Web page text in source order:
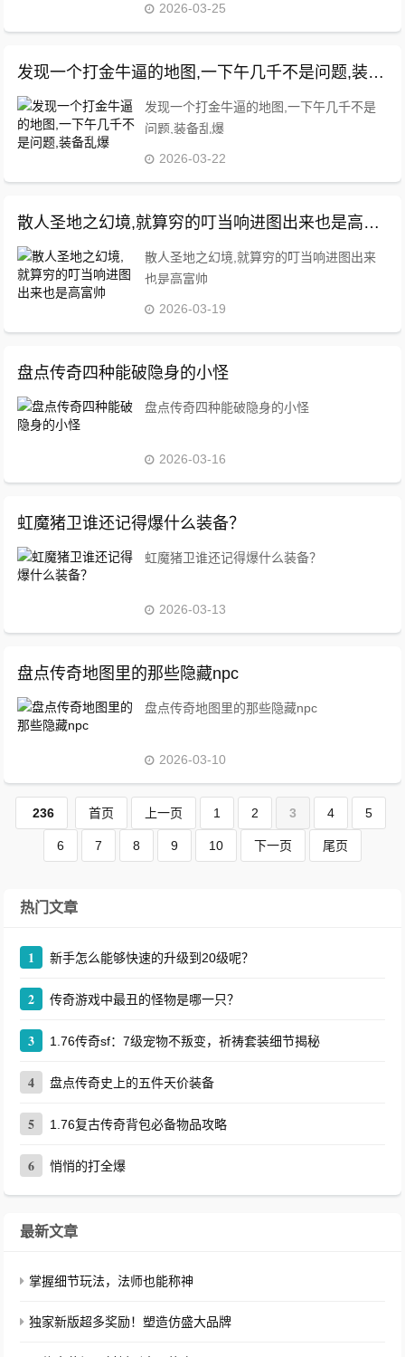
2026-03-25
发现一个打金牛逼的地图,一下午几千不是问题,装备乱爆
发现一个打金牛逼的地图,一下午几千不是
问题,装备乱爆
2026-03-22
散人圣地之幻境,就算穷的叮当响进图出来也是高富帅
散人圣地之幻境,就算穷的叮当响进图出来
也是高富帅
2026-03-19
盘点传奇四种能破隐身的小怪
盘点传奇四种能破隐身的小怪
2026-03-16
虹魔猪卫谁还记得爆什么装备？
虹魔猪卫谁还记得爆什么装备？
2026-03-13
盘点传奇地图里的那些隐藏npc
盘点传奇地图里的那些隐藏npc
2026-03-10
236 首页 上一页 1 2 3 4 5
6 7 8 9 10 下一页 尾页
热门文章
1 新手怎么能够快速的升级到20级呢？
2 传奇游戏中最丑的怪物是哪一只？
3 1.76传奇sf：7级宠物不叛变，祈祷套装细节揭秘
4 盘点传奇史上的五件天价装备
5 1.76复古传奇背包必备物品攻略
6 悄悄的打全爆
最新文章
掌握细节玩法，法师也能称神
独家新版超多奖励！塑造仿盛大品牌